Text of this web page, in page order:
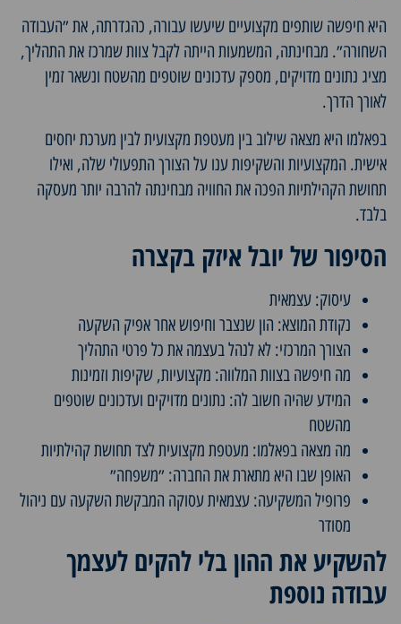
היא חיפשה שותפים מקצועיים שיעשו עבורה, כהגדרתה, את ״העבודה
השחורה״. מבחינתה, המשמעות הייתה לקבל צוות שמרכז את התהליך,
מציג נתונים מדויקים, מספק עדכונים שוטפים מהשטח ונשאר זמין
לאורך הדרך.
בפאלמו היא מצאה שילוב בין מעטפת מקצועית לבין מערכת יחסים
אישית. המקצועיות והשקיפות ענו על הצורך התפעולי שלה, ואילו
תחושת הקהילתיות הפכה את החוויה מבחינתה להרבה יותר מעסקה
בלבד.
הסיפור של יובל איזק בקצרה
עיסוק: עצמאית
נקודת המוצא: הון שנצבר וחיפוש אחר אפיק השקעה
הצורך המרכזי: לא לנהל בעצמה את כל פרטי התהליך
מה חיפשה בצוות המלווה: מקצועיות, שקיפות וזמינות
המידע שהיה חשוב לה: נתונים מדויקים ועדכונים שוטפים
מהשטח
מה מצאה בפאלמו: מעטפת מקצועית לצד תחושת קהילתיות
האופן שבו היא מתארת את החברה: ״משפחה״
פרופיל המשקיעה: עצמאית עסוקה המבקשת השקעה עם ניהול
מסודר
להשקיע את ההון בלי להקים לעצמך
עבודה נוספת